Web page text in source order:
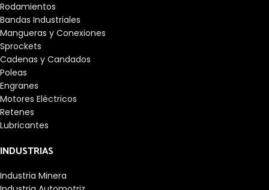
Rodamientos
Bandas Industriales
Mangueras y Conexiones
Sprockets
Cadenas y Candados
Poleas
Engranes
Motores Eléctricos
Retenes
Lubricantes
INDUSTRIAS
Industria Minera